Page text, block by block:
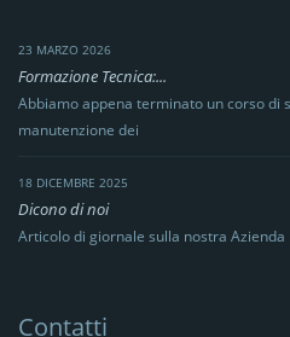
23 MARZO 2026
Formazione Tecnica:...
Abbiamo appena terminato un corso di
manutenzione dei
18 DICEMBRE 2025
Dicono di noi
Articolo di giornale sulla nostra Azienda
Contatti